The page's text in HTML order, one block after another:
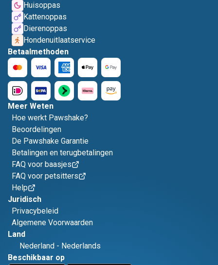
Huisoppas
Kattenoppas
Dierenoppas
Hondenuitlaatservice
Betaalmethoden
Meer Weten
Hoe werkt Pawshake?
Beoordelingen
De Pawshake Garantie
Betalingen en terugbetalingen
FAQ voor baasjes
FAQ voor petsitters
Help
Juridisch
Privacybeleid
Algemene Voorwaarden
Land
Nederland - Nederlands
Beschikbaar op